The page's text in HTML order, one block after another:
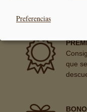
que
Preferencias